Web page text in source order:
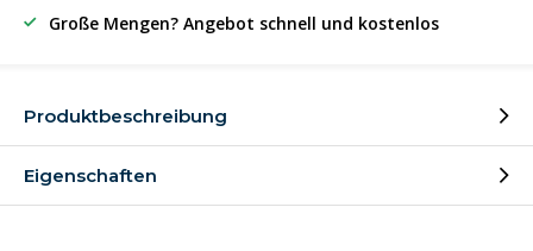
Große Mengen? Angebot schnell und kostenlos
Produktbeschreibung
Eigenschaften